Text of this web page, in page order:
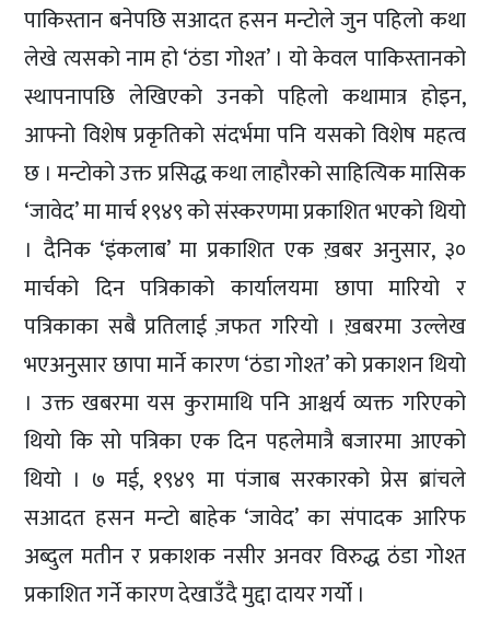
पाकिस्तान बनेपछि सआदत हसन मन्टोले जुन पहिलो कथा
लेखे त्यसको नाम हो ‘ठंडा गोश्त’ । यो केवल पाकिस्तानको
स्थापनापछि लेखिएको उनको पहिलो कथामात्र होइन,
आफ्नो विशेष प्रकृतिको संदर्भमा पनि यसको विशेष महत्व
छ । मन्टोको उक्त प्रसिद्ध कथा लाहौरको साहित्यिक मासिक
‘जावेद’ मा मार्च १९४९ को संस्करणमा प्रकाशित भएको थियो
। दैनिक ‘इंकलाब’ मा प्रकाशित एक ख़बर अनुसार, ३०
मार्चको दिन पत्रिकाको कार्यालयमा छापा मारियो र
पत्रिकाका सबै प्रतिलाई ज़फत गरियो । ख़बरमा उल्लेख
भएअनुसार छापा मार्ने कारण ‘ठंडा गोश्त’ को प्रकाशन थियो
। उक्त खबरमा यस कुरामाथि पनि आश्चर्य व्यक्त गरिएको
थियो कि सो पत्रिका एक दिन पहलेमात्रै बजारमा आएको
थियो । ७ मई, १९४९ मा पंजाब सरकारको प्रेस ब्रांचले
सआदत हसन मन्टो बाहेक ‘जावेद’ का संपादक आरिफ
अब्दुल मतीन र प्रकाशक नसीर अनवर विरुद्ध ठंडा गोश्त
प्रकाशित गर्ने कारण देखाउँदै मुद्दा दायर गर्यो ।